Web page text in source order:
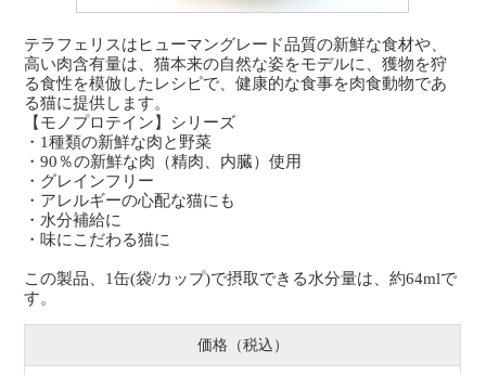
テラフェリスはヒューマングレード品質の新鮮な食材や、
高い肉含有量は、猫本来の自然な姿をモデルに、獲物を狩
る食性を模倣したレシピで、健康的な食事を肉食動物であ
る猫に提供します。
【モノプロテイン】シリーズ
・1種類の新鮮な肉と野菜
・90％の新鮮な肉（精肉、内臓）使用
・グレインフリー
・アレルギーの心配な猫にも
・水分補給に
・味にこだわる猫に
この製品、1缶(袋/カップ)で摂取できる水分量は、約64mlで
す。
価格（税込）